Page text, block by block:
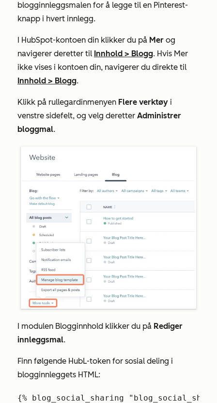
blogginnleggsmalen for å legge til en Pinterest-
knapp i hvert innlegg.
I HubSpot-kontoen din klikker du på Mer og
navigerer deretter til Innhold > Blogg. Hvis Mer
ikke vises i kontoen din, navigerer du direkte til
Innhold > Blogg.
Klikk på rullegardinmenyen Flere verktøy i
venstre sidefelt, og velg deretter Administrer
bloggmal.
I modulen Blogginnhold klikker du på Rediger
innleggsmal.
Finn følgende HubL-token for sosial deling i
blogginnleggets HTML:
{% blog_social_sharing